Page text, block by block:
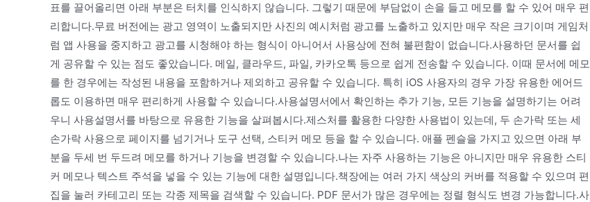
표를 끌어올리면 아래 부분은 터치를 인식하지 않습니다. 그렇기 때문에 부담없이 손을 들고 메모를 할 수 있어 매우 편
리합니다.무료 버전에는 광고 영역이 노출되지만 사진의 예시처럼 광고를 노출하고 있지만 매우 작은 크기이며 게임처
럼 앱 사용을 중지하고 광고를 시청해야 하는 형식이 아니어서 사용상에 전혀 불편함이 없습니다.사용하던 문서를 쉽
게 공유할 수 있는 점도 좋았습니다. 메일, 클라우드, 파일, 카카오톡 등으로 쉽게 전송할 수 있습니다. 이때 문서에 메모
를 한 경우에는 작성된 내용을 포함하거나 제외하고 공유할 수 있습니다. 특히 iOS 사용자의 경우 가장 유용한 에어드
롭도 이용하면 매우 편리하게 사용할 수 있습니다.사용설명서에서 확인하는 추가 기능, 모든 기능을 설명하기는 어려
우니 사용설명서를 바탕으로 유용한 기능을 살펴봅시다.제스처를 활용한 다양한 사용법이 있는데, 두 손가락 또는 세
손가락 사용으로 페이지를 넘기거나 도구 선택, 스티커 메모 등을 할 수 있습니다. 애플 펜슬을 가지고 있으면 아래 부
분을 두세 번 두드려 메모를 하거나 기능을 변경할 수 있습니다.나는 자주 사용하는 기능은 아니지만 매우 유용한 스티
커 메모나 텍스트 주석을 넣을 수 있는 기능에 대한 설명입니다.책장에는 여러 가지 색상의 커버를 적용할 수 있으며 편
집을 눌러 카테고리 또는 각종 제목을 검색할 수 있습니다. PDF 문서가 많은 경우에는 정렬 형식도 변경 가능합니다.사